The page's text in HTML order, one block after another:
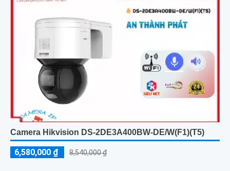
Camera Hikvision DS-2DE3A400BW-DE/W(F1)(T5)
6,580,000 ₫ 8,540,000 ₫